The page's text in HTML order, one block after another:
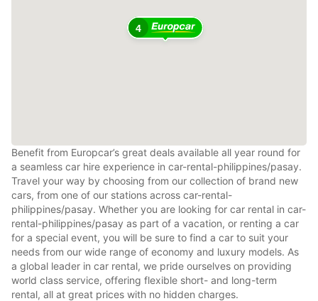
4
Benefit from Europcar’s great deals available all year round for
a seamless car hire experience in car-rental-philippines/pasay.
Travel your way by choosing from our collection of brand new
cars, from one of our stations across car-rental-
philippines/pasay. Whether you are looking for car rental in car-
rental-philippines/pasay as part of a vacation, or renting a car
for a special event, you will be sure to find a car to suit your
needs from our wide range of economy and luxury models. As
a global leader in car rental, we pride ourselves on providing
world class service, offering flexible short- and long-term
rental, all at great prices with no hidden charges.